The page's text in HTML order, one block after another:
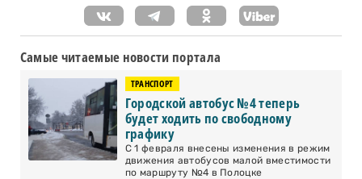
Самые читаемые новости портала
ТРАНСПОРТ
Городской автобус №4 теперь
будет ходить по свободному
графику
С 1 февраля внесены изменения в режим
движения автобусов малой вместимости
по маршруту №4 в Полоцке